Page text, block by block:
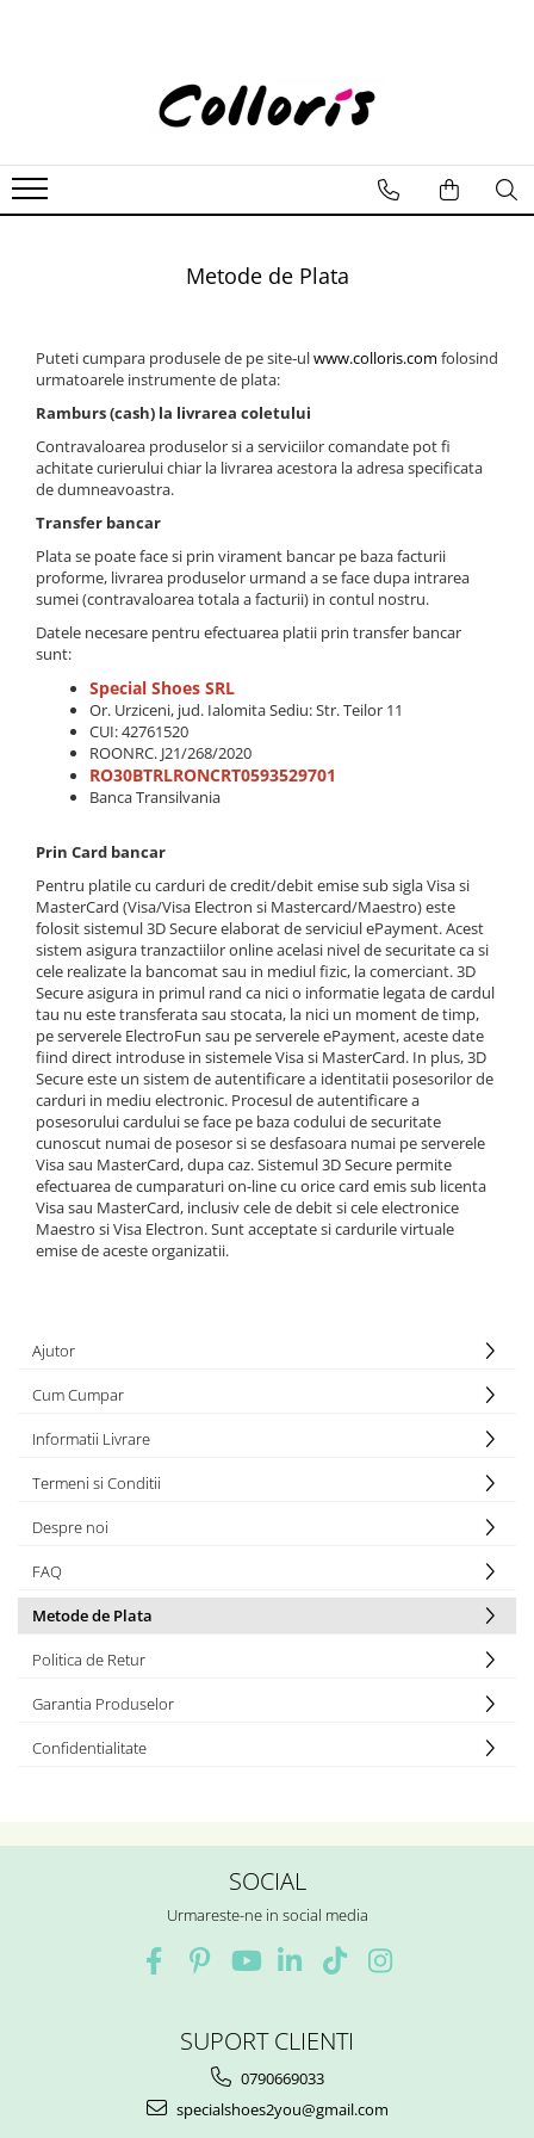
Minion
Baby 3+
Carmen
Posete casual
Rucsac
Genti cu blana naturala
Pantofi mers descult (Barefoot)
Cizme
Ghete
Casual
Genti
Mapa personalizata
Husa pentru 2 sticle
Perne
Metode de Plata
Puteti cumpara produsele de pe site-ulwww.colloris.com folosind
urmatoarele instrumente de plata:
Ramburs (cash) la livrarea coletului
Contravaloarea produselor si a serviciilor comandate pot fi
achitate curierului chiar la livrarea acestora la adresa specificata
de dumneavoastra.
Transfer bancar
Plata se poate face si prin virament bancar pe baza facturii
proforme, livrarea produselor urmand a se face dupa intrarea
sumei (contravaloarea totala a facturii) in contul nostru.
Datele necesare pentru efectuarea platii prin transfer bancar
sunt:
Special Shoes SRL
Or. Urziceni, jud. Ialomita Sediu: Str. Teilor 11
CUI: 42761520
ROONRC. J21/268/2020
RO30BTRLRONCRT0593529701
Banca Transilvania
Prin Card bancar
Pentru platile cu carduri de credit/debit emise sub sigla Visa si
MasterCard (Visa/Visa Electron si Mastercard/Maestro) este
folosit sistemul 3D Secure elaborat de serviciul ePayment. Acest
sistem asigura tranzactiilor online acelasi nivel de securitate ca si
cele realizate la bancomat sau in mediul fizic, la comerciant. 3D
Secure asigura in primul rand ca nici o informatie legata de cardul
tau nu este transferata sau stocata, la nici un moment de timp,
pe serverele ElectroFun sau pe serverele ePayment, aceste date
fiind direct introduse in sistemele Visa si MasterCard. In plus, 3D
Secure este un sistem de autentificare a identitatii posesorilor de
carduri in mediu electronic. Procesul de autentificare a
posesorului cardului se face pe baza codului de securitate
cunoscut numai de posesor si se desfasoara numai pe serverele
Visa sau MasterCard, dupa caz. Sistemul 3D Secure permite
efectuarea de cumparaturi on-line cu orice card emis sub licenta
Visa sau MasterCard, inclusiv cele de debit si cele electronice
Maestro si Visa Electron. Sunt acceptate si cardurile virtuale
emise de aceste organizatii.
Ajutor
Cum Cumpar
Informatii Livrare
Termeni si Conditii
Despre noi
FAQ
Metode de Plata
Politica de Retur
Garantia Produselor
Confidentialitate
SOCIAL
Urmareste-ne in social media
SUPORT CLIENTI
0790669033
specialshoes2you@gmail.com